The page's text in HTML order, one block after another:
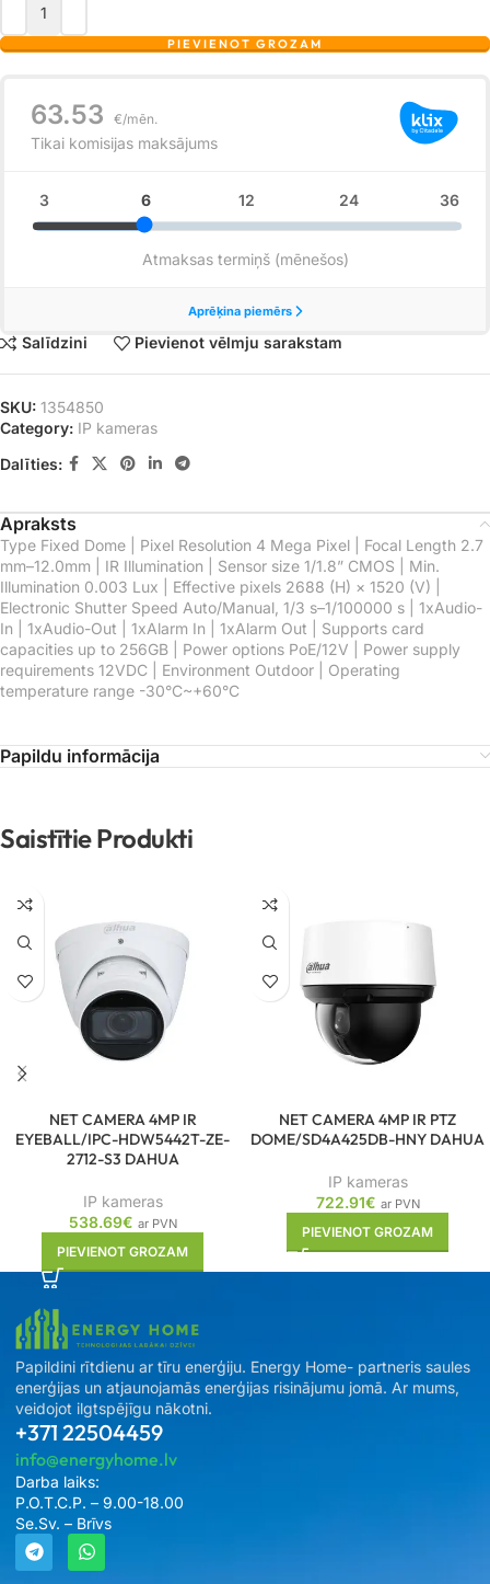
PIEVIENOT GROZAM
Salīdzini Pievienot vēlmju sarakstam
SKU: 1354850
Category: IP kameras
Dalīties:
Apraksts
Type Fixed Dome | Pixel Resolution 4 Mega Pixel | Focal Length 2.7
mm–12.0mm | IR Illumination | Sensor size 1/1.8” CMOS | Min.
Illumination 0.003 Lux | Effective pixels 2688 (H) × 1520 (V) |
Electronic Shutter Speed Auto/Manual, 1/3 s–1/100000 s | 1xAudio-
In | 1xAudio-Out | 1xAlarm In | 1xAlarm Out | Supports card
capacities up to 256GB | Power options PoE/12V | Power supply
requirements 12VDC | Environment Outdoor | Operating
temperature range -30°C~+60°C
Papildu informācija
Saistītie Produkti
NET CAMERA 4MP IR
EYEBALL/IPC-HDW5442T-ZE-
2712-S3 DAHUA
IP kameras
538.69€ ar PVN
PIEVIENOT GROZAM
NET CAMERA 4MP IR PTZ
DOME/SD4A425DB-HNY DAHUA
IP kameras
722.91€ ar PVN
PIEVIENOT GROZAM
Papildini rītdienu ar tīru enerģiju. Energy Home- partneris saules
enerģijas un atjaunojamās enerģijas risinājumu jomā. Ar mums,
veidojot ilgtspējīgu nākotni.
+371 22504459
info@energyhome.lv
Darba laiks:
P.O.T.C.P. – 9.00-18.00
Se.Sv. – Brīvs